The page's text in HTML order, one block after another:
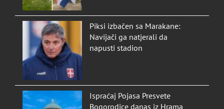
Piksi izbačen sa Marakane:
Navijači ga natjerali da
napusti stadion
Ispraćaj Pojasa Presvete
Bogorodice danas iz Hrama